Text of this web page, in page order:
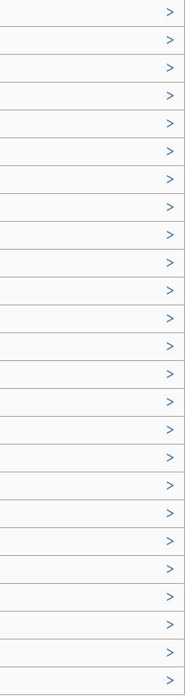
>
>
>
>
>
>
>
>
>
>
>
>
>
>
>
>
>
>
>
>
>
>
>
>
>